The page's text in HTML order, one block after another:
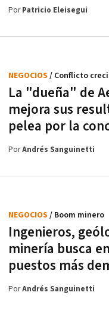
PorPatricio Eleisegui
La "dueña" de
mejora sus
pelea por la
NEGOCIOS / Conflicto
PorAndrés Sanguinetti
Ingenieros,
minería busca
puestos más
NEGOCIOS / Boom minero
PorAndrés Sanguinetti